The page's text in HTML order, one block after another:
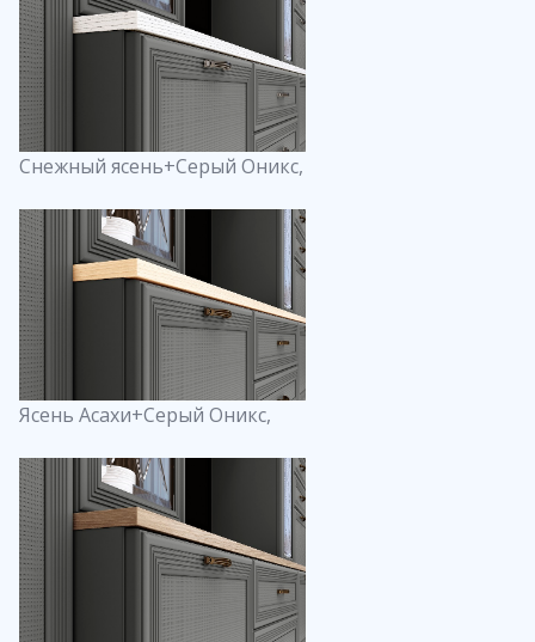
Снежный ясень+Серый Оникс,
Ясень Асахи+Серый Оникс,